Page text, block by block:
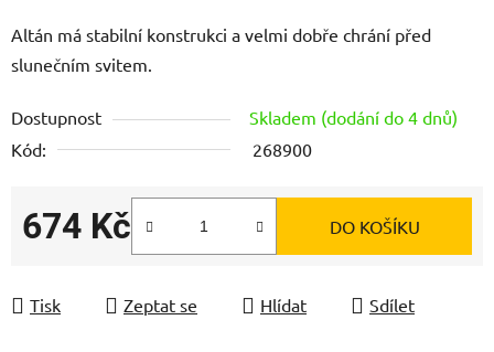
Altán má stabilní konstrukci a velmi dobře chrání před
slunečním svitem.
Dostupnost
Skladem (dodání do 4 dnů)
Kód:
268900
674 Kč DO KOŠÍKU
Tisk Zeptat se Hlídat Sdílet